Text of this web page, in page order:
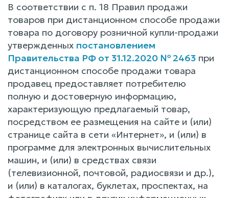
В соответствии с п. 18 Правил продажи
товаров при дистанционном способе продажи
товара по договору розничной купли-продажи
утвержденных постановлением
Правительства РФ от 31.12.2020 № 2463 при
дистанционном способе продажи товара
продавец предоставляет потребителю
полную и достоверную информацию,
характеризующую предлагаемый товар,
посредством ее размещения на сайте и (или)
странице сайта в сети «Интернет», и (или) в
программе для электронных вычислительных
машин, и (или) в средствах связи
(телевизионной, почтовой, радиосвязи и др.),
и (или) в каталогах, буклетах, проспектах, на